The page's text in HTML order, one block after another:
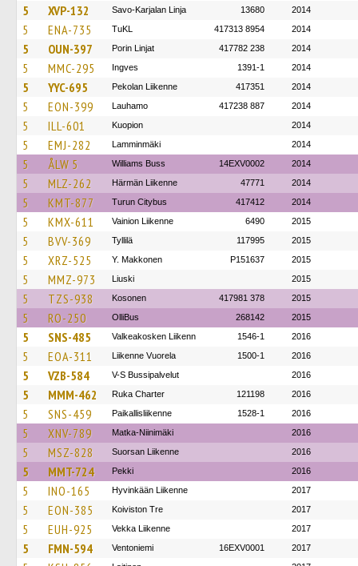
5 XVP-132 Savo-Karjalan Linja 13680 2014
5 ENA-735 TuKL 417313 8954 2014
5 OUN-397 Porin Linjat 417782 238 2014
5 MMC-295 Ingves 1391-1 2014
5 YYC-695 Pekolan Liikenne 417351 2014
5 EON-399 Lauhamo 417238 887 2014
5 ILL-601 Kuopion 2014
5 EMJ-282 Lamminmäki 2014
5 ÅLW 5 Williams Buss 14EXV0002 2014
5 MLZ-262 Härmän Liikenne 47771 2014
5 KMT-877 Turun Citybus 417412 2014
5 KMX-611 Vainion Liikenne 6490 2015
5 BVV-369 Tyllilä 117995 2015
5 XRZ-525 Y. Makkonen P151637 2015
5 MMZ-973 Liuski 2015
5 TZS-938 Kosonen 417981 378 2015
5 RO-250 OlliBus 268142 2015
5 SNS-485 Valkeakosken Liikenn 1546-1 2016
5 EOA-311 Liikenne Vuorela 1500-1 2016
5 VZB-584 V-S Bussipalvelut 2016
5 MMM-462 Ruka Charter 121198 2016
5 SNS-459 Paikallisliikenne 1528-1 2016
5 XNV-789 Matka-Niinimäki 2016
5 MSZ-828 Suorsan Liikenne 2016
5 MMT-724 Pekki 2016
5 INO-165 Hyvinkään Liikenne 2017
5 EON-385 Koiviston Tre 2017
5 EUH-925 Vekka Liikenne 2017
5 FMN-594 Ventoniemi 16EXV0001 2017